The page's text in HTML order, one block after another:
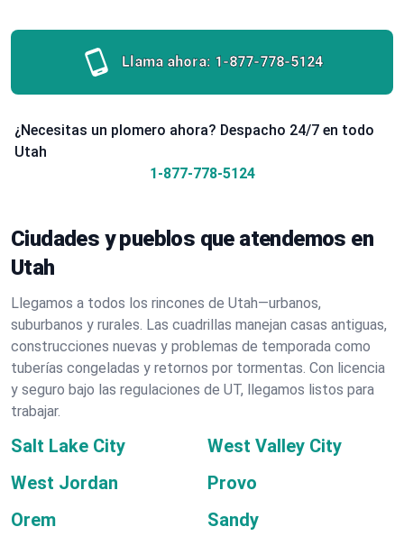
Llama ahora: 1-877-778-5124
¿Necesitas un plomero ahora? Despacho 24/7 en todo
Utah
1-877-778-5124
Ciudades y pueblos que atendemos en
Utah
Llegamos a todos los rincones de Utah—urbanos,
suburbanos y rurales. Las cuadrillas manejan casas antiguas,
construcciones nuevas y problemas de temporada como
tuberías congeladas y retornos por tormentas. Con licencia
y seguro bajo las regulaciones de UT, llegamos listos para
trabajar.
Salt Lake City
West Valley City
West Jordan
Provo
Orem
Sandy